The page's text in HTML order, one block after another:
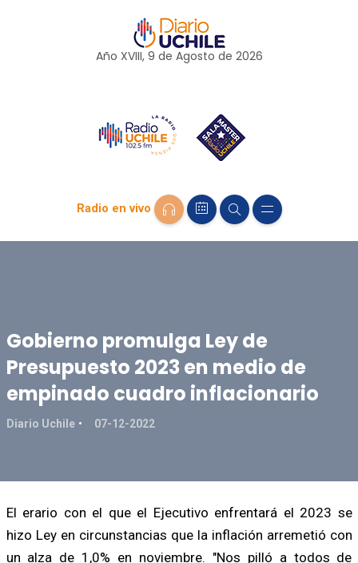
Año XVIII, 9 de Agosto de 2026
Radio en vivo
Gobierno promulga Ley de
Presupuesto 2023 en medio de
empinado cuadro inflacionario
Diario Uchile 07-12-2022
El erario con el que el Ejecutivo enfrentará el 2023 se
hizo Ley en circunstancias que la inflación arremetió con
un alza de 1,0% en noviembre. "Nos pilló a todos de